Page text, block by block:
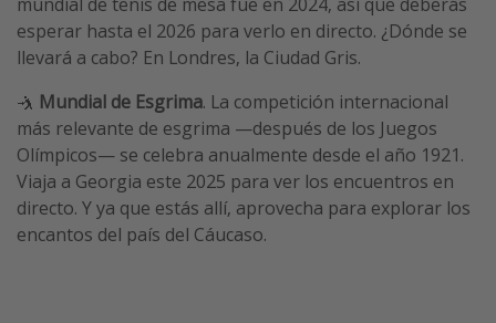
esperar hasta el 2026 para verlo en directo. ¿Dónde se
llevará a cabo? En Londres, la Ciudad Gris.
🤺 Mundial de Esgrima. La competición internacional
más relevante de esgrima —después de los Juegos
Olímpicos— se celebra anualmente desde el año 1921.
Viaja a Georgia este 2025 para ver los encuentros en
directo. Y ya que estás allí, aprovecha para explorar los
encantos del país del Cáucaso.